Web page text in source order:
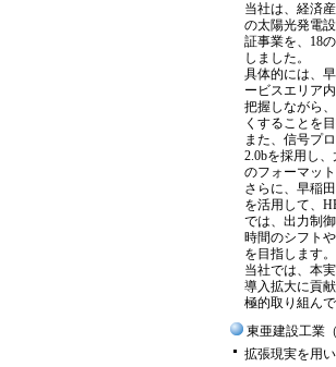
当社は、経済
の太陽光発電
証事業を、18
しました。
具体的には、
ービスエリア
把握しながら
くすることを
また、信号プ
2.0bを採用し
のフォーマッ
さらに、早稲
を活用して、
では、出力制
時間のシフト
を目指します。
当社では、本
導入拡大に貢
極的取り組んで
東亜建設工業（
拡張現実を用